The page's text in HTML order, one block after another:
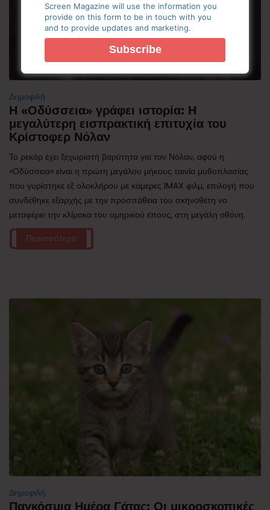
Δημοφιλή
Η «Οδύσσεια» γράφει ιστορία: Η
μεγαλύτερη εισπρακτική επιτυχία του
Κρίστοφερ Νόλαν
Το ρεκόρ έχει ξεχωριστή βαρύτητα για τον Νόλαν, αφού η
«Οδύσσεια» είναι η πρώτη μεγάλου μήκους ταινία μυθοπλασίας
που γυρίστηκε εξ ολοκλήρου με κάμερες IMAX φιλμ, επιλογή που
συνδέθηκε εξαρχής με την προσπάθεια του σκηνοθέτη να
μεταφέρει την κλίμακα του ομηρικού έπους, στη μεγάλη οθόνη.
Περισσότερα
Δημοφιλή
Παγκόσμια Ημέρα Γάτας: Οι μικροσκοπικές
Screen Magazine will use the information you
provide on this form to be in touch with you
and to provide updates and marketing.